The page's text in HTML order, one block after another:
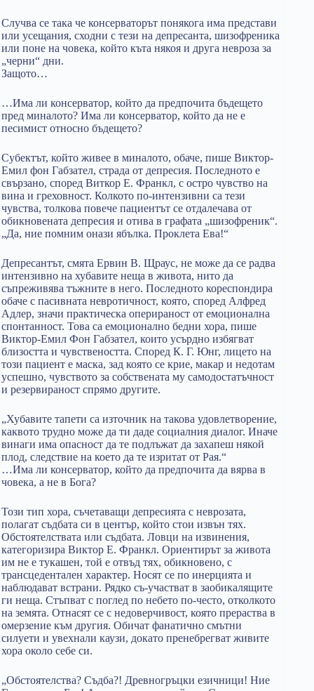
Случва се така че консерваторът понякога има представи
или усещания, сходни с тези на депресанта, шизофреника
или поне на човека, който къта някоя и друга невроза за
„черни“ дни.
Защото…
…Има ли консерватор, който да предпочита бъдещето
пред миналото? Има ли консерватор, който да не е
песимист относно бъдещето?
Субектът, който живее в миналото, обаче, пише Виктор-
Емил фон Габзател, страда от депресия. Последното е
свързано, според Виткор Е. Франкл, с остро чувство на
вина и греховност. Колкото по-интензивни са тези
чувства, толкова повече пациентът се отдалечава от
обикновената депресия и отива в графата „шизофреник“.
„Да, ние помним онази ябълка. Проклета Ева!“
Депресантът, смята Ервин В. Щраус, не може да се радва
интензивно на хубавите неща в живота, нито да
съпреживява тъжните в него. Последното кореспондира
обаче с пасивната невротичност, която, според Алфред
Адлер, значи практическа оперираност от емоционална
спонтанност. Това са емоционално бедни хора, пише
Виктор-Емил Фон Габзател, които усърдно избягват
близостта и чувствеността. Според К. Г. Юнг, лицето на
този пациент е маска, зад която се крие, макар и недотам
успешно, чувството за собствената му самодостатъчност
и резервираност спрямо другите.
„Хубавите тапети са източник на такова удовлетворение,
каквото трудно може да ти даде социалния диалог. Иначе
винаги има опасност да те подлъжат да захапеш някой
плод, следствие на което да те изритат от Рая.“
…Има ли консерватор, който да предпочита да вярва в
човека, а не в Бога?
Този тип хора, съчетаващи депресията с неврозата,
полагат съдбата си в център, който стои извън тях.
Обстоятелствата или съдбата. Ловци на извинения,
категоризира Виктор Е. Франкл. Ориентирът за живота
им не е тукашен, той е отвъд тях, обикновено, с
трансцедентален характер. Носят се по инерцията и
наблюдават встрани. Рядко съ-участват в заобикалящите
ги неща. Стъпват с поглед по небето по-често, отколкото
на земята. Отнасят се с недоверчивост, която прераства в
омерзение към другия. Обичат фанатично смътни
силуети и увехнали каузи, докато пренебрегват живите
хора около себе си.
„Обстоятелства? Съдба?! Древногръцки езичници! Ние